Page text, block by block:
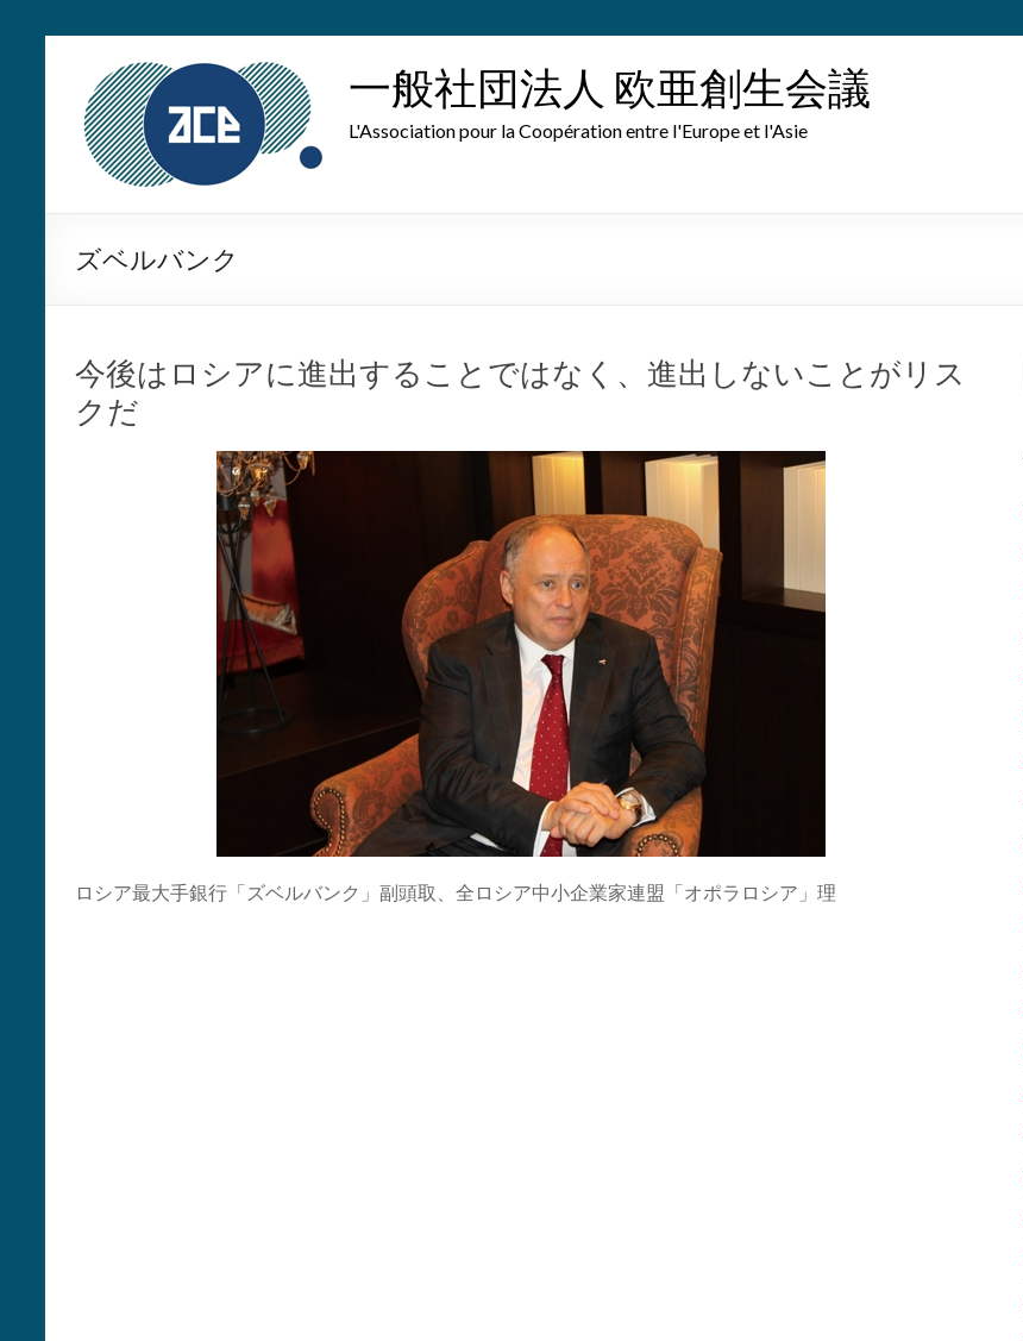
content
一般社団法人 欧亜創生会議
L'Association pour la Coopération entre l'Europe et l'Asie
ズベルバンク
今後はロシアに進出することではなく、進出しないことがリス
クだ
ロシア最大手銀行「ズベルバンク」副頭取、全ロシア中小企業家連盟「オポラロシア」理